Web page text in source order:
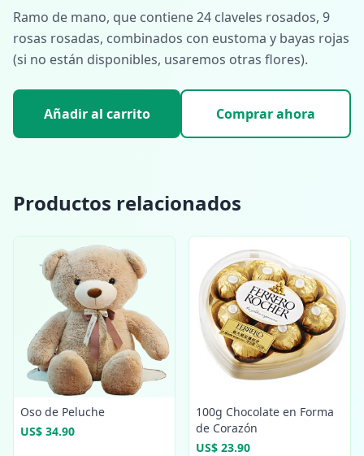
Ramo de mano, que contiene 24 claveles rosados, 9
rosas rosadas, combinados con eustoma y bayas rojas
(si no están disponibles, usaremos otras flores).
Añadir al carrito Comprar ahora
Productos relacionados
Oso de Peluche
US$ 34.90
100g Chocolate en Forma
de Corazón
US$ 23.90